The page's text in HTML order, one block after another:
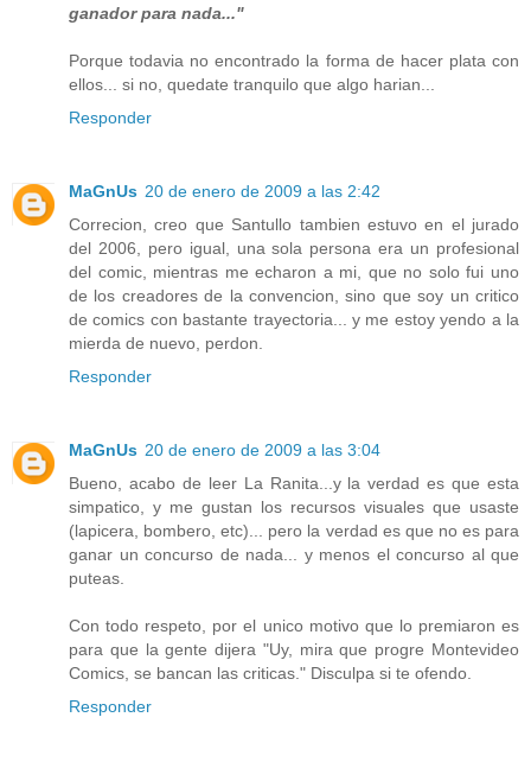
ganador para nada..."
Porque todavia no encontrado la forma de hacer plata con
ellos... si no, quedate tranquilo que algo harian...
Responder
MaGnUs 20 de enero de 2009 a las 2:42
Correcion, creo que Santullo tambien estuvo en el jurado
del 2006, pero igual, una sola persona era un profesional
del comic, mientras me echaron a mi, que no solo fui uno
de los creadores de la convencion, sino que soy un critico
de comics con bastante trayectoria... y me estoy yendo a la
mierda de nuevo, perdon.
Responder
MaGnUs 20 de enero de 2009 a las 3:04
Bueno, acabo de leer La Ranita...y la verdad es que esta
simpatico, y me gustan los recursos visuales que usaste
(lapicera, bombero, etc)... pero la verdad es que no es para
ganar un concurso de nada... y menos el concurso al que
puteas.
Con todo respeto, por el unico motivo que lo premiaron es
para que la gente dijera "Uy, mira que progre Montevideo
Comics, se bancan las criticas." Disculpa si te ofendo.
Responder